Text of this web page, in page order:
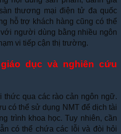
thương mại điện tử đa quốc
hỗ trợ khách hàng cũng có thể
người dùng bằng nhiều ngôn
vi tiếp cận thị trường.
dục và nghiên cứu
thức qua các rào cản ngôn ngữ.
có thể sử dụng NMT để dịch tài
trình khoa học. Tuy nhiên, cần
có thể chứa các lỗi và đòi hỏi